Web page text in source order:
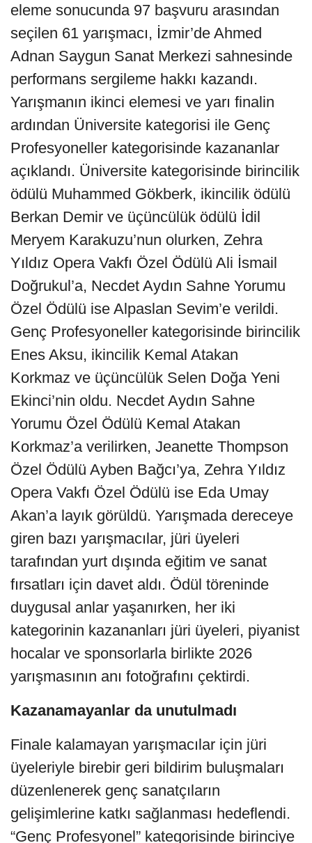
eleme sonucunda 97 başvuru arasından
seçilen 61 yarışmacı, İzmir’de Ahmed
Adnan Saygun Sanat Merkezi sahnesinde
performans sergileme hakkı kazandı.
Yarışmanın ikinci elemesi ve yarı finalin
ardından Üniversite kategorisi ile Genç
Profesyoneller kategorisinde kazananlar
açıklandı. Üniversite kategorisinde birincilik
ödülü Muhammed Gökberk, ikincilik ödülü
Berkan Demir ve üçüncülük ödülü İdil
Meryem Karakuzu’nun olurken, Zehra
Yıldız Opera Vakfı Özel Ödülü Ali İsmail
Doğrukul’a, Necdet Aydın Sahne Yorumu
Özel Ödülü ise Alpaslan Sevim’e verildi.
Genç Profesyoneller kategorisinde birincilik
Enes Aksu, ikincilik Kemal Atakan
Korkmaz ve üçüncülük Selen Doğa Yeni
Ekinci’nin oldu. Necdet Aydın Sahne
Yorumu Özel Ödülü Kemal Atakan
Korkmaz’a verilirken, Jeanette Thompson
Özel Ödülü Ayben Bağcı’ya, Zehra Yıldız
Opera Vakfı Özel Ödülü ise Eda Umay
Akan’a layık görüldü. Yarışmada dereceye
giren bazı yarışmacılar, jüri üyeleri
tarafından yurt dışında eğitim ve sanat
fırsatları için davet aldı. Ödül töreninde
duygusal anlar yaşanırken, her iki
kategorinin kazananları jüri üyeleri, piyanist
hocalar ve sponsorlarla birlikte 2026
yarışmasının anı fotoğrafını çektirdi.
Kazanamayanlar da unutulmadı
Finale kalamayan yarışmacılar için jüri
üyeleriyle birebir geri bildirim buluşmaları
düzenlenerek genç sanatçıların
gelişimlerine katkı sağlanması hedeflendi.
“Genç Profesyonel” kategorisinde birinciye